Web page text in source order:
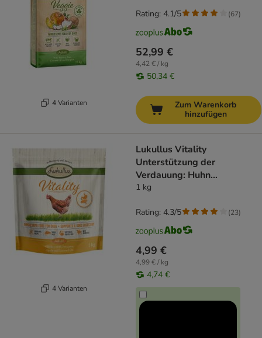
4 Varianten
52,99 €
4,42 € / kg
50,34 €
Rating: 4.1/5 (67)
Zum Warenkorb
hinzufügen
4 Varianten
Lukullus Vitality
Unterstützung der
Verdauung: Huhn
(getreidefrei)
1 kg
4,99 €
4,99 € / kg
4,74 €
Rating: 4.3/5 (23)